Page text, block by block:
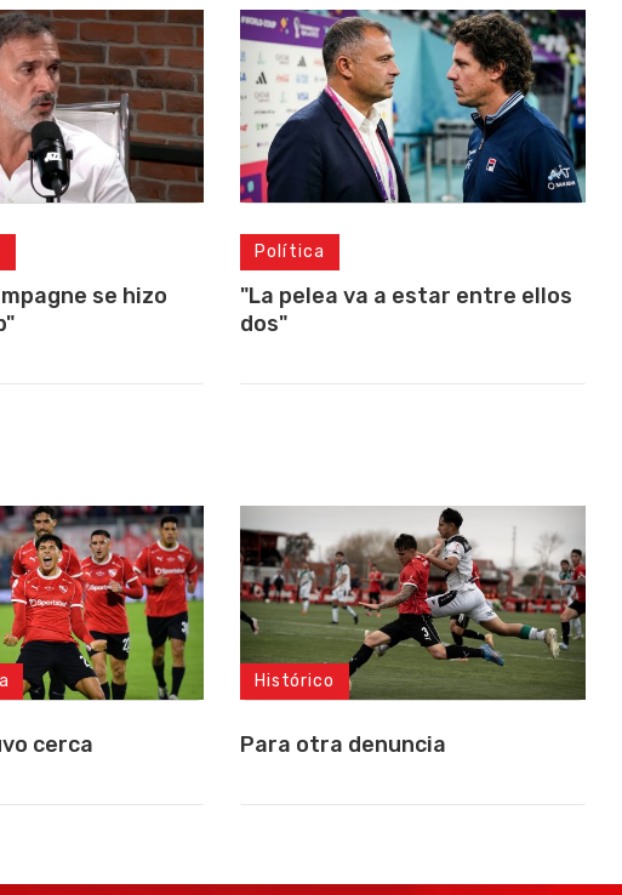
se hizo
Política
"La pelea va a estar entre ellos
dos"
cerca
Histórico
Para otra denuncia